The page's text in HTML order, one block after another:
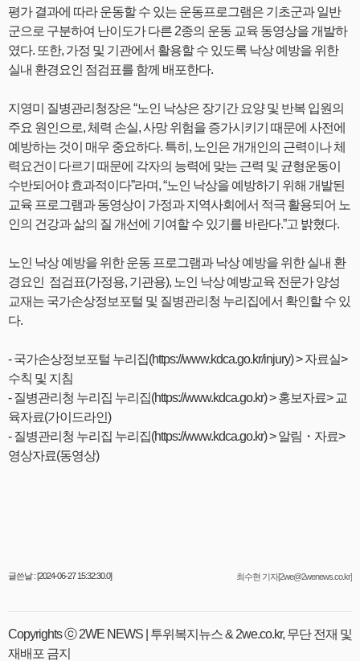
평가 결과에 따라 운동할 수 있는 운동프로그램은 기초군과 일반
군으로 구분하여 난이도가 다른 2종의 운동 교육 동영상을 개발하
였다. 또한, 가정 및 기관에서 활용할 수 있도록 낙상 예방을 위한
실내 환경요인 점검표를 함께 배포한다.
지영미 질병관리청장은 “노인 낙상은 장기간 요양 및 반복 입원의
주요 원인으로, 체력 손실, 사망 위험을 증가시키기 때문에 사전에
예방하는 것이 매우 중요하다. 특히, 노인은 개개인의 근력이나 체
력요건이 다르기 때문에 각자의 능력에 맞는 근력 및 균형운동이
수반되어야 효과적이다”라며, “노인 낙상을 예방하기 위해 개발된
교육 프로그램과 동영상이 가정과 지역사회에서 적극 활용되어 노
인의 건강과 삶의 질 개선에 기여할 수 있기를 바란다.”고 밝혔다.
노인 낙상 예방을 위한 운동 프로그램과 낙상 예방을 위한 실내 환
경요인 점검표(가정용, 기관용), 노인 낙상 예방교육 전문가 양성
교재는 국가손상정보포털 및 질병관리청 누리집에서 확인할 수 있
다.
- 국가손상정보포털 누리집(https://www.kdca.go.kr/injury) > 자료실>
수칙 및 지침
- 질병관리청 누리집 누리집(https://www.kdca.go.kr) > 홍보자료> 교
육자료(가이드라인)
- 질병관리청 누리집 누리집(https://www.kdca.go.kr) > 알림・자료>
영상자료(동영상)
글쓴날 : [2024-06-27 15:32:30.0] 최수현 기자[2we@2wenews.co.kr]
Copyrights ⓒ 2WE NEWS | 투위복지뉴스 & 2we.co.kr, 무단 전재 및
재배포 금지